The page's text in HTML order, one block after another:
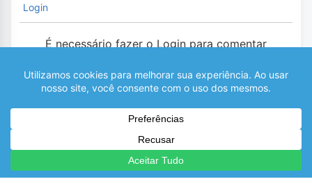
Login
É necessário fazer o Login para comentar
0 COMENTÁRIOS